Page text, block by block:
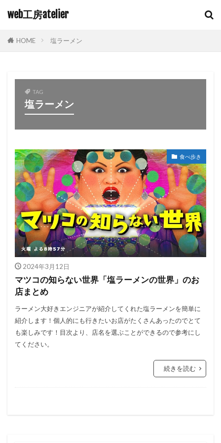
web工房atelier
HOME 塩ラーメン
TAG
塩ラーメン
食べ歩き
2024年3月12日
マツコの知らない世界「塩ラーメンの世界」のお
店まとめ
ラーメン大好きエンジニアが紹介してくれた塩ラーメンを簡単に
紹介します！個人的にも行きたいお店がたくさんあったのでとて
も楽しみです！目次より、店名を選ぶことができるので参考にし
てください。
続きを読む